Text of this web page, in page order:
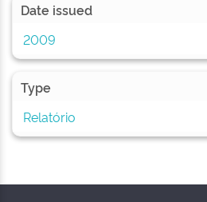
Date issued
2009
Type
Relatório